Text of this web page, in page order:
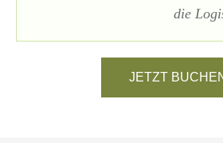
die
JETZT